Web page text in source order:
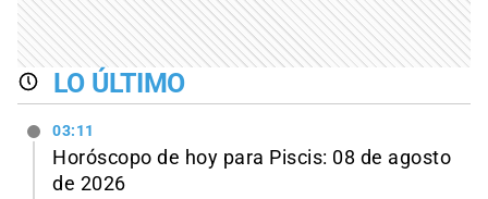
LO ÚLTIMO
03:11
Horóscopo de hoy para Piscis: 08 de agosto
de 2026